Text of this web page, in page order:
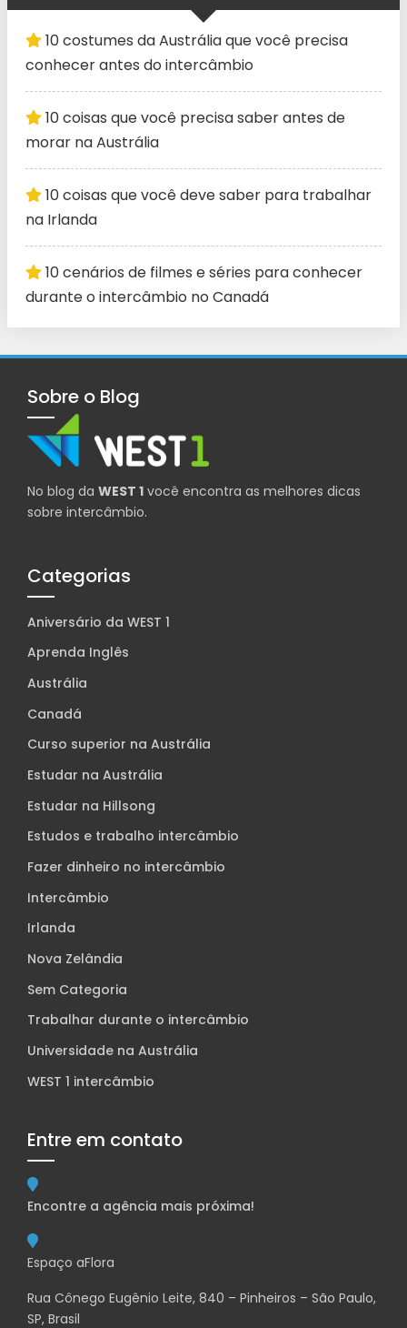
10 costumes da Austrália que você precisa
conhecer antes do intercâmbio
10 coisas que você precisa saber antes de
morar na Austrália
10 coisas que você deve saber para trabalhar
na Irlanda
10 cenários de filmes e séries para conhecer
durante o intercâmbio no Canadá
Sobre o Blog
No blog da WEST 1 você encontra as melhores dicas
sobre intercâmbio.
Categorias
Aniversário da WEST 1
Aprenda Inglês
Austrália
Canadá
Curso superior na Austrália
Estudar na Austrália
Estudar na Hillsong
Estudos e trabalho intercâmbio
Fazer dinheiro no intercâmbio
Intercâmbio
Irlanda
Nova Zelândia
Sem Categoria
Trabalhar durante o intercâmbio
Universidade na Austrália
WEST 1 intercâmbio
Entre em contato
Encontre a agência mais próxima!
Espaço aFlora
Rua Cônego Eugênio Leite, 840 – Pinheiros – São Paulo,
SP, Brasil